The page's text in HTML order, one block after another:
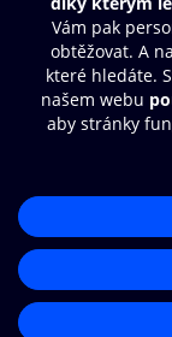
Další zábava
© O2 Czech
Přístupnost
Zásady
Nastavení cookies